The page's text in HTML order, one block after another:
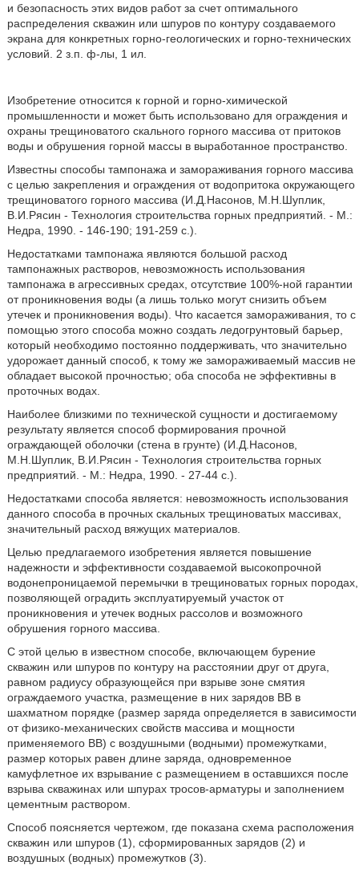
и безопасность этих видов работ за счет оптимального
распределения скважин или шпуров по контуру создаваемого
экрана для конкретных горно-геологических и горно-технических
условий. 2 з.п. ф-лы, 1 ил.
Изобретение относится к горной и горно-химической
промышленности и может быть использовано для ограждения и
охраны трещиноватого скального горного массива от притоков
воды и обрушения горной массы в выработанное пространство.
Известны способы тампонажа и замораживания горного массива
с целью закрепления и ограждения от водопритока окружающего
трещиноватого горного массива (И.Д.Насонов, М.Н.Шуплик,
В.И.Рясин - Технология строительства горных предприятий. - М.:
Недра, 1990. - 146-190; 191-259 с.).
Недостатками тампонажа являются большой расход
тампонажных растворов, невозможность использования
тампонажа в агрессивных средах, отсутствие 100%-ной гарантии
от проникновения воды (а лишь только могут снизить объем
утечек и проникновения воды). Что касается замораживания, то с
помощью этого способа можно создать ледогрунтовый барьер,
который необходимо постоянно поддерживать, что значительно
удорожает данный способ, к тому же замораживаемый массив не
обладает высокой прочностью; оба способа не эффективны в
проточных водах.
Наиболее близкими по технической сущности и достигаемому
результату является способ формирования прочной
ограждающей оболочки (стена в грунте) (И.Д.Насонов,
М.Н.Шуплик, В.И.Рясин - Технология строительства горных
предприятий. - М.: Недра, 1990. - 27-44 с.).
Недостатками способа является: невозможность использования
данного способа в прочных скальных трещиноватых массивах,
значительный расход вяжущих материалов.
Целью предлагаемого изобретения является повышение
надежности и эффективности создаваемой высокопрочной
водонепроницаемой перемычки в трещиноватых горных породах,
позволяющей оградить эксплуатируемый участок от
проникновения и утечек водных рассолов и возможного
обрушения горного массива.
С этой целью в известном способе, включающем бурение
скважин или шпуров по контуру на расстоянии друг от друга,
равном радиусу образующейся при взрыве зоне смятия
ограждаемого участка, размещение в них зарядов ВВ в
шахматном порядке (размер заряда определяется в зависимости
от физико-механических свойств массива и мощности
применяемого ВВ) с воздушными (водными) промежутками,
размер которых равен длине заряда, одновременное
камуфлетное их взрывание с размещением в оставшихся после
взрыва скважинах или шпурах тросов-арматуры и заполнением
цементным раствором.
Способ поясняется чертежом, где показана схема расположения
скважин или шпуров (1), сформированных зарядов (2) и
воздушных (водных) промежутков (3).